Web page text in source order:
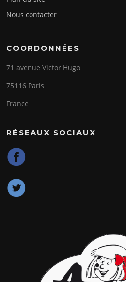
Nous contacter
COORDONNÉES
71 avenue Victor Hugo
75116 Paris
France
RÉSEAUX SOCIAUX